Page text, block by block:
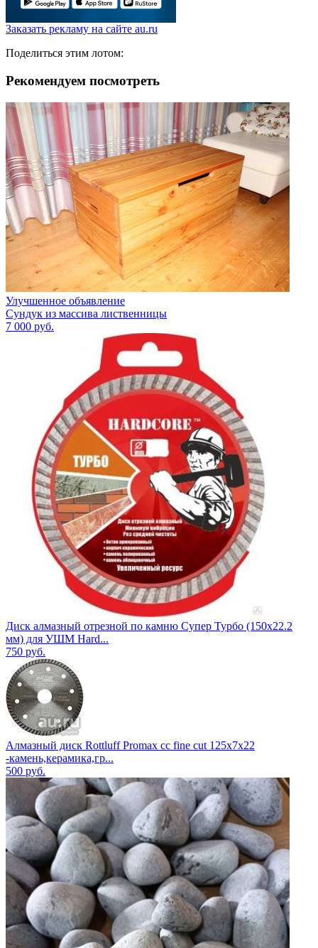
Заказать рекламу на сайте au.ru
Поделиться этим лотом:
Рекомендуем посмотреть
Улучшенное объявление
Сундук из массива лиственницы
7 000 руб.
Диск алмазный отрезной по камню Супер Турбо (150х22.2
мм) для УШМ Hard...
750 руб.
Алмазный диск Rottluff Promax cc fine cut 125х7х22
-камень,керамика,гр...
500 руб.